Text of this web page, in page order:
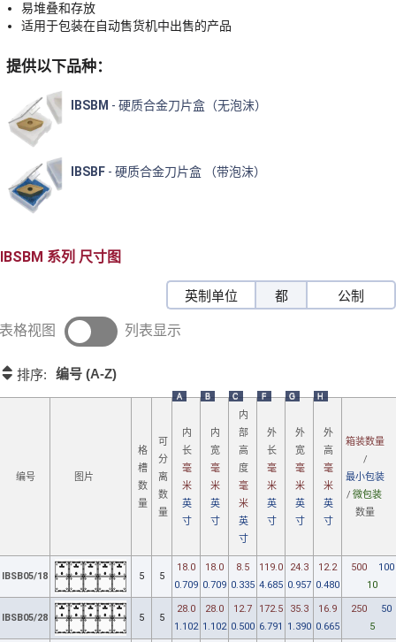
易堆叠和存放
适用于包装在自动售货机中出售的产品
提供以下品种：
IBSBM - 硬质合金刀片盒（无泡沫）
IBSBF - 硬质合金刀片盒 （带泡沫）
IBSBM 尺寸图
英制单位 都 公制
表格视图 列表显示
排序: 编号 (A-Z)
编号 图片
格
槽
数
量
可
分
离
数
量
A
内
长
毫
米
英
寸
B
内
宽
毫
米
英
寸
C
内
部
高
度
毫
米
英
寸
F
外
长
毫
米
英
寸
G
外
宽
毫
米
英
寸
H
外
高
毫
米
英
寸
箱装数量
/
最小包装
/ 微包装
数量
IBSB05/18 5 5
18.0
0.709
18.0
0.709
8.5
0.335
119.0
4.685
24.3
0.957
12.2
0.480
500
100
10
IBSB05/28 5 5
28.0
1.102
28.0
1.102
12.7
0.500
172.5
6.791
35.3
1.390
16.9
0.665
250
50
5